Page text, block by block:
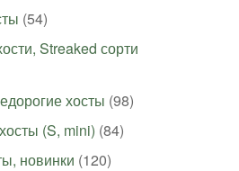
(54)
Streaked сорти
хосты (98)
(S, mini) (84)
новинки (120)